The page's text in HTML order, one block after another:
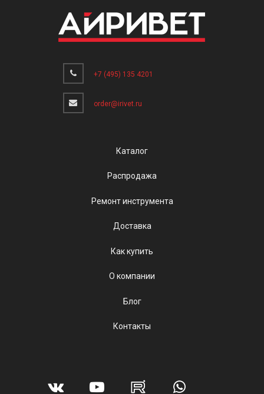
+7 (495) 135 4201
order@irivet.ru
Каталог
Распродажа
Ремонт инструмента
Доставка
Как купить
О компании
Блог
Контакты